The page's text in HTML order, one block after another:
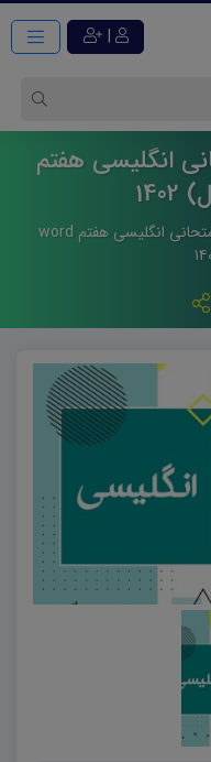
|
انگلیسی هفتم
دانلود نمونه سوالات امتحانی انگلیسی هفتم word